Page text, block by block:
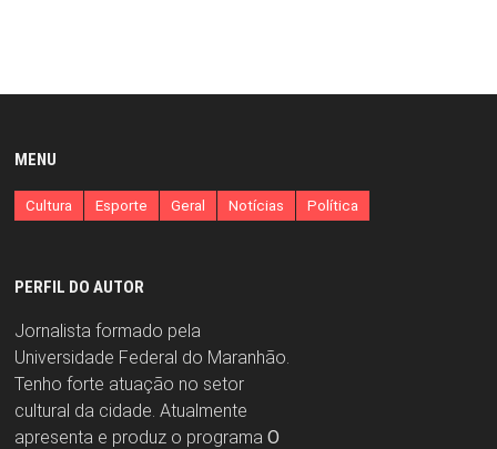
MENU
Cultura Esporte Geral Notícias Política
PERFIL DO AUTOR
Jornalista formado pela
Universidade Federal do Maranhão.
Tenho forte atuação no setor
cultural da cidade. Atualmente
apresenta e produz o programa O